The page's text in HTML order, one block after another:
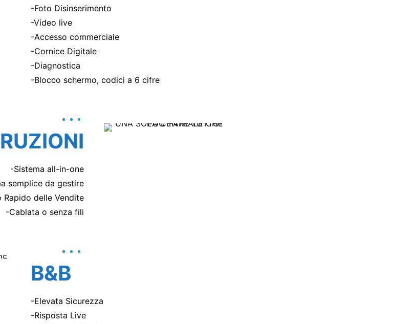
-Foto Disinserimento
-Video live
-Accesso commerciale
-Cornice Digitale
-Diagnostica
-Blocco schermo, codici a 6 cifre
-Sistema all-in-one
semplice da gestire
Rapido delle Vendite
-Cablata o senza fili
B&B
-Elevata Sicurezza
-Risposta Live